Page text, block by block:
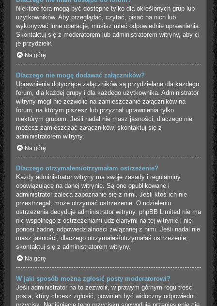
Niektóre fora mogą być dostępne tylko dla określonych grup lub
użytkowników. Aby przeglądać, czytać, pisać na nich lub
wykonywać inne operacje, musisz mieć odpowiednie uprawnienia.
Skontaktuj się z moderatorem lub administratorem witryny, aby ci
je przydzielił.
Na górę
Dlaczego nie mogę dodawać załączników?
Uprawnienia dotyczące załączników są przydzielane dla każdego
forum, dla każdej grupy i dla każdego użytkownika. Administrator
witryny mógł nie zezwolić na zamieszczanie załączników na
forum, na którym piszesz lub przyznał uprawnienia tylko
niektórym grupom. Jeśli nadal nie masz jasności, dlaczego nie
możesz zamieszczać załączników, skontaktuj się z
administratorem witryny.
Na górę
Dlaczego otrzymałem/otrzymałam ostrzeżenie?
Każdy administrator witryny ma swoje zasady i regulaminy
obowiązujące na danej witrynie. Są one opublikowane i
administrator zaleca zapoznanie się z nimi. Jeśli ktoś ich nie
przestrzegał, może otrzymać ostrzeżenie. O udzieleniu
ostrzeżenia decyduje administrator witryny. phpBB Limited nie ma
nic wspólnego z ostrzeżeniami udzielanymi na tej witrynie i nie
ponosi żadnej odpowiedzialności związanej z nimi. Jeśli nadal nie
masz jasności, dlaczego otrzymałeś/otrzymałaś ostrzeżenie,
skontaktuj się z administratorem witryny.
Na górę
W jaki sposób można zgłosić posty moderatorowi?
Jeśli administrator na to zezwolił, w prawym górnym rogu treści
posta, który chcesz zgłosić, powinien być widoczny odpowiedni